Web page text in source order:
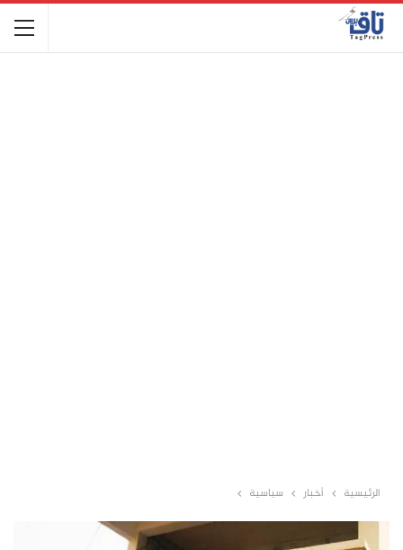
الرئيسية أخبار سياسية